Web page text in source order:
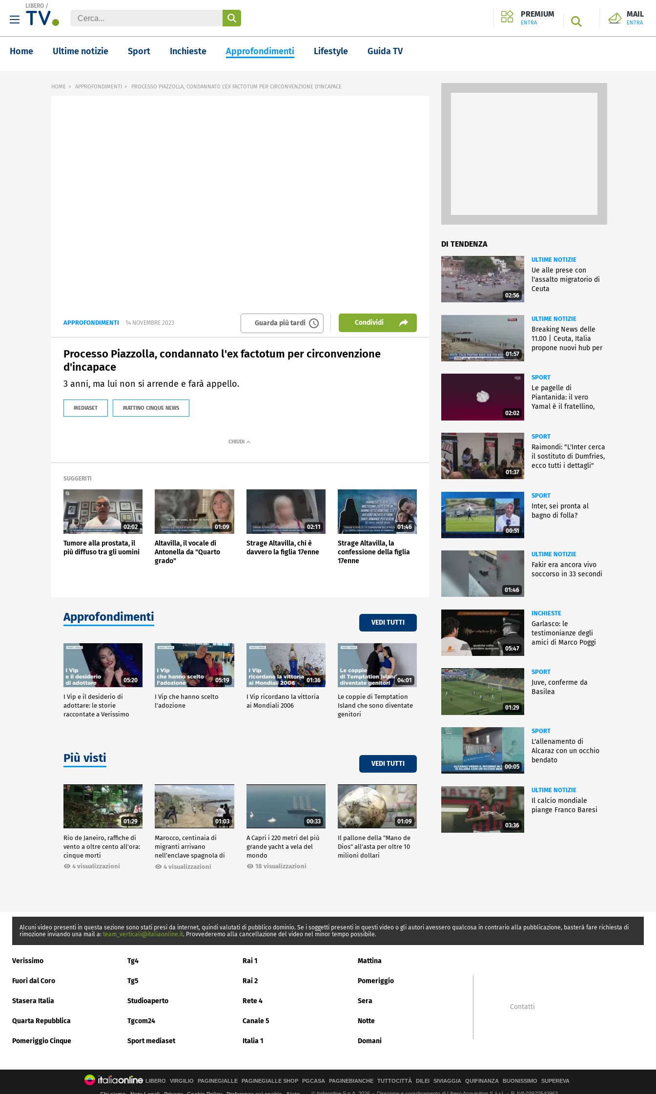
LIBERO /
PREMIUM
ENTRA SEARCH
MAIL
ENTRA
Home Ultime notizie Sport Inchieste Approfondimenti Lifestyle Guida TV
HOME APPROFONDIMENTI PROCESSO PIAZZOLLA, CONDANNATO L'EX FACTOTUM PER CIRCONVENZIONE D'INCAPACE
APPROFONDIMENTI 14 NOVEMBRE 2023 Guarda più tardi Condividi
Processo Piazzolla, condannato l'ex factotum per circonvenzione
d'incapace
3 anni, ma lui non si arrende e farà appello.
MEDIASET MATTINO CINQUE NEWS
SUGGERITI
02:02
Tumore alla prostata, il
più diffuso tra gli uomini
01:09
Altavilla, il vocale di
Antonella da "Quarto
grado"
02:11
Strage Altavilla, chi è
davvero la figlia 17enne
01:46
Strage Altavilla, la
confessione della figlia
17enne
Approfondimenti VEDI TUTTI
05:20
I Vip e il desiderio di
adottare: le storie
raccontate a Verissimo
05:19
I Vip che hanno scelto
l'adozione
01:36
I Vip ricordano la vittoria
ai Mondiali 2006
04:01
Le coppie di Temptation
Island che sono diventate
genitori
Più visti VEDI TUTTI
01:29
Rio de Janeiro, raffiche di
vento a oltre cento all'ora:
cinque morti
4 visualizzazioni
01:03
Marocco, centinaia di
migranti arrivano
nell'enclave spagnola di
Ceuta4 visualizzazioni
00:33
A Capri i 220 metri del più
grande yacht a vela del
mondo
18 visualizzazioni
01:09
Il pallone della "Mano de
Dios" all'asta per oltre 10
milioni dollari
DI TENDENZA
02:56
ULTIME NOTIZIE
Ue alle prese con
l'assalto migratorio di
Ceuta
01:57
ULTIME NOTIZIE
Breaking News delle
11.00 | Ceuta, Italia
propone nuovi hub per
02:02
SPORT
Le pagelle di
Piantanida: il vero
Yamal è il fratellino,
01:37
SPORT
Raimondi: "L'Inter cerca
il sostituto di Dumfries,
ecco tutti i dettagli"
00:51
SPORT
Inter, sei pronta al
bagno di folla?
01:46
ULTIME NOTIZIE
Fakir era ancora vivo
soccorso in 33 secondi
05:47
INCHIESTE
Garlasco: le
testimonianze degli
amici di Marco Poggi
01:29
SPORT
Juve, conferme da
Basilea
00:05
SPORT
L'allenamento di
Alcaraz con un occhio
bendato
03:36
ULTIME NOTIZIE
Il calcio mondiale
piange Franco Baresi
Alcuni video presenti in questa sezione sono stati presi da internet, quindi valutati di pubblico dominio. Se i soggetti presenti in questi video o gli autori avessero qualcosa in contrario alla pubblicazione, basterà fare richiesta di
rimozione inviando una mail a: team_verticali@italiaonline.it. Provvederemo alla cancellazione del video nel minor tempo possibile.
Verissimo Tg4 Rai 1 Mattina
Fuori dal Coro Tg5 Rai 2 Pomeriggio
Stasera Italia Studioaperto Rete 4 Sera
Quarta Repubblica Tgcom24 Canale 5 Notte
Pomeriggio Cinque Sport mediaset Italia 1 Domani
Contatti
LIBERO VIRGILIO PAGINEGIALLE PAGINEGIALLE SHOP PGCASA PAGINEBIANCHE TUTTOCITTÀ DILEI SIVIAGGIA QUIFINANZA BUONISSIMO SUPEREVA